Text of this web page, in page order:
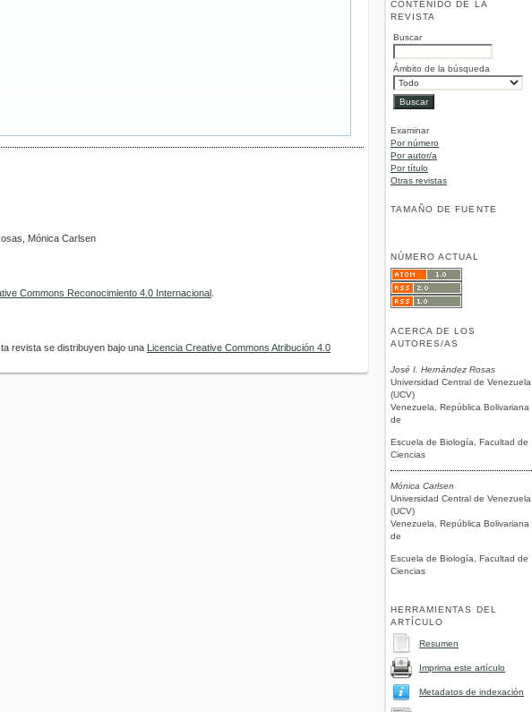
CONTENIDO DE LA
REVISTA
Buscar
Ámbito de la búsqueda
Examinar
Por número
Por autor/a
Por título
Otras revistas
TAMAÑO DE FUENTE
NÚMERO ACTUAL
ACERCA DE LOS
AUTORES/AS
José I. Hernández Rosas
Universidad Central de Venezuela
(UCV)
Venezuela, República Bolivariana
de
Escuela de Biología, Facultad de
Ciencias
Mónica Carlsen
Universidad Central de Venezuela
(UCV)
Venezuela, República Bolivariana
de
Escuela de Biología, Facultad de
Ciencias
HERRAMIENTAS DEL
ARTÍCULO
Resumen
Imprima este artículo
Metadatos de indexación
Mónica Carlsen
Commons Reconocimiento 4.0 Internacional
revista se distribuyen bajo una Licencia Creative Commons Atribución 4.0